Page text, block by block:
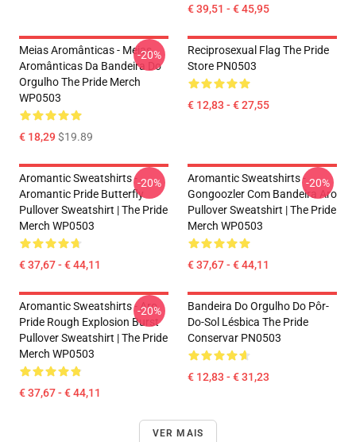
€ 39,51 - € 45,95
Meias Aromânticas - Meias
Aromânticas Da Bandeira Do
Orgulho The Pride Merch
WP0503
€ 18,29$19.89
-20%
Reciprosexual Flag The Pride
Store PN0503
€ 12,83 - € 27,55
Aromantic Sweatshirts -
Aromantic Pride Butterfly
Pullover Sweatshirt | The Pride
Merch WP0503
€ 37,67 - € 44,11
-20%
Aromantic Sweatshirts -
Gongoozler Com Bandeira Aro
Pullover Sweatshirt | The Pride
Merch WP0503
€ 37,67 - € 44,11
-20%
Aromantic Sweatshirts - Aro
Pride Rough Explosion Burst
Pullover Sweatshirt | The Pride
Merch WP0503
€ 37,67 - € 44,11
-20%
Bandeira Do Orgulho Do Pôr-
Do-Sol Lésbica The Pride
Conservar PN0503
€ 12,83 - € 31,23
VER MAIS